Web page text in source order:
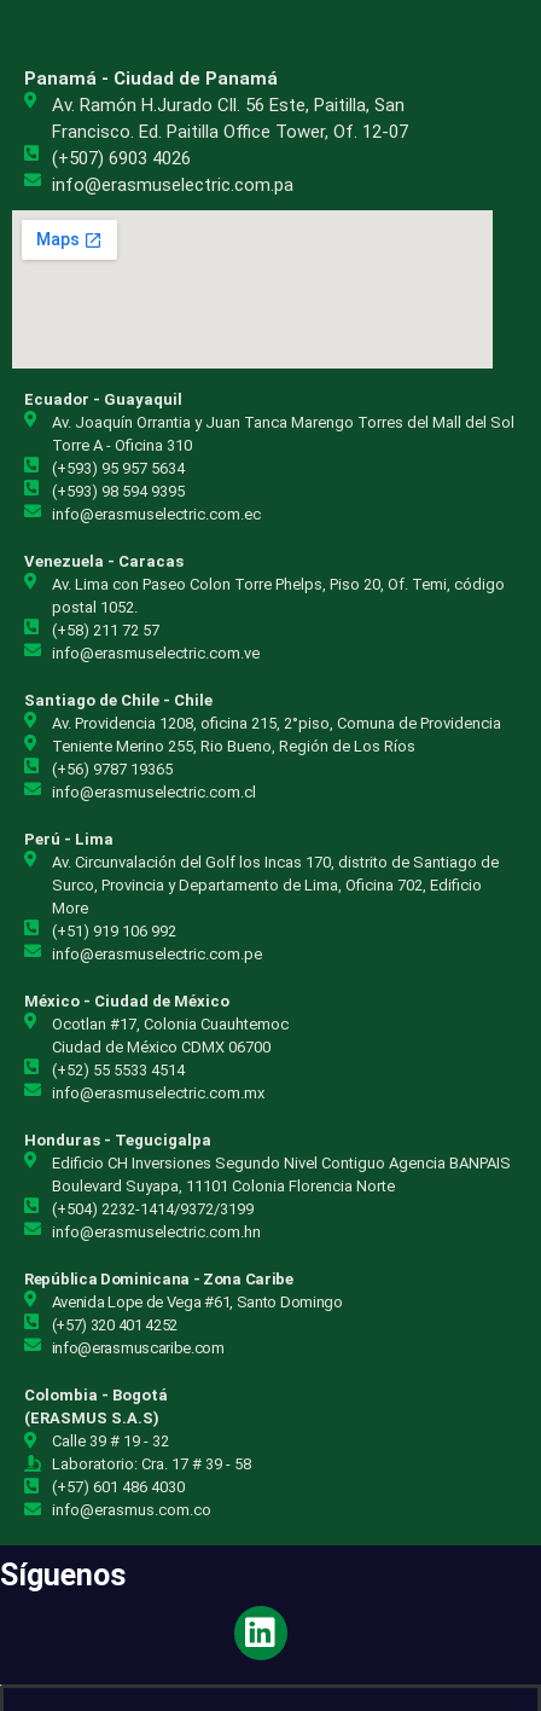
Panamá - Ciudad de Panamá
Av. Ramón H.Jurado Cll. 56 Este, Paitilla, San
Francisco. Ed. Paitilla Office Tower, Of. 12-07
(+507) 6903 4026
info@erasmuselectric.com.pa
Ecuador - Guayaquil
Av. Joaquín Orrantia y Juan Tanca Marengo Torres del Mall del Sol
Torre A - Oficina 310
(+593) 95 957 5634
(+593) 98 594 9395
info@erasmuselectric.com.ec
Venezuela - Caracas
Av. Lima con Paseo Colon Torre Phelps, Piso 20, Of. Temi, código
postal 1052.
(+58) 211 72 57
info@erasmuselectric.com.ve
Santiago de Chile - Chile
Av. Providencia 1208, oficina 215, 2°piso, Comuna de Providencia
Teniente Merino 255, Rio Bueno, Región de Los Ríos
(+56) 9787 19365
info@erasmuselectric.com.cl
Perú - Lima
Av. Circunvalación del Golf los Incas 170, distrito de Santiago de
Surco, Provincia y Departamento de Lima, Oficina 702, Edificio
More
(+51) 919 106 992
info@erasmuselectric.com.pe
México - Ciudad de México
Ocotlan #17, Colonia Cuauhtemoc
Ciudad de México CDMX 06700
(+52) 55 5533 4514
info@erasmuselectric.com.mx
Honduras - Tegucigalpa
Edificio CH Inversiones Segundo Nivel Contiguo Agencia BANPAIS
Boulevard Suyapa, 11101 Colonia Florencia Norte
(+504) 2232-1414/9372/3199
info@erasmuselectric.com.hn
República Dominicana - Zona Caribe
Avenida Lope de Vega #61, Santo Domingo
(+57) 320 401 4252
info@erasmuscaribe.com
Colombia - Bogotá
(ERASMUS S.A.S)
Calle 39 # 19 - 32
Laboratorio: Cra. 17 # 39 - 58
(+57) 601 486 4030
info@erasmus.com.co
Síguenos